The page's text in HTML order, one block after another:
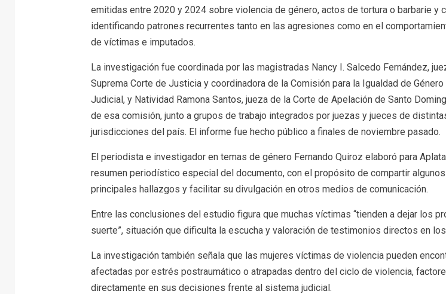
emitidas entre 2020 y 2024 sobre violencia de género, actos de tortura o barbarie y
identificando patrones recurrentes tanto en las agresiones como en el
de víctimas e imputados.
La investigación fue coordinada por las magistradas Nancy I. Salcedo Fernández,
Suprema Corte de Justicia y coordinadora de la Comisión para la Igualdad de
Judicial, y Natividad Ramona Santos, jueza de la Corte de Apelación de Santo
de esa comisión, junto a grupos de trabajo integrados por juezas y jueces de
jurisdicciones del país. El informe fue hecho público a finales de noviembre pasado.
El periodista e investigador en temas de género Fernando Quiroz elaboró para
resumen periodístico especial del documento, con el propósito de compartir
principales hallazgos y facilitar su divulgación en otros medios de comunicación.
Entre las conclusiones del estudio figura que muchas víctimas “tienden a dejar los
suerte”, situación que dificulta la escucha y valoración de testimonios directos en
La investigación también señala que las mujeres víctimas de violencia pueden
afectadas por estrés postraumático o atrapadas dentro del ciclo de violencia,
directamente en sus decisiones frente al sistema judicial.